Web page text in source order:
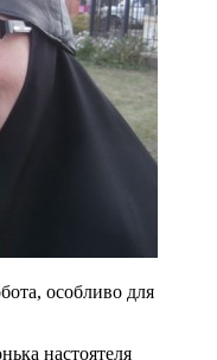
особливо для
настоятеля